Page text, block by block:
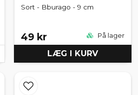
Sort - Bburago - 9 cm
49 kr På lager
LÆG I KURV